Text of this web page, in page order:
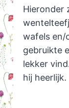
Hieronder
wafels en/
gebruikte
lekker
hij heerlijk.